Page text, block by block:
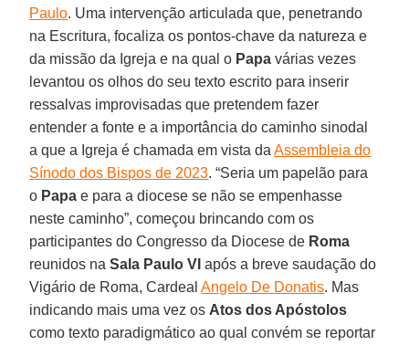
Paulo. Uma intervenção articulada que, penetrando
na Escritura, focaliza os pontos-chave da natureza e
da missão da Igreja e na qual o Papa várias vezes
levantou os olhos do seu texto escrito para inserir
ressalvas improvisadas que pretendem fazer
entender a fonte e a importância do caminho sinodal
a que a Igreja é chamada em vista daAssembleia do
Sínodo dos Bispos de 2023. “Seria um papelão para
o Papa e para a diocese se não se empenhasse
neste caminho”, começou brincando com os
participantes do Congresso da Diocese de Roma
reunidos naSala Paulo VI após a breve saudação do
Vigário de Roma, CardealAngelo De Donatis. Mas
indicando mais uma vez os Atos dos Apóstolos
como texto paradigmático ao qual convém se reportar